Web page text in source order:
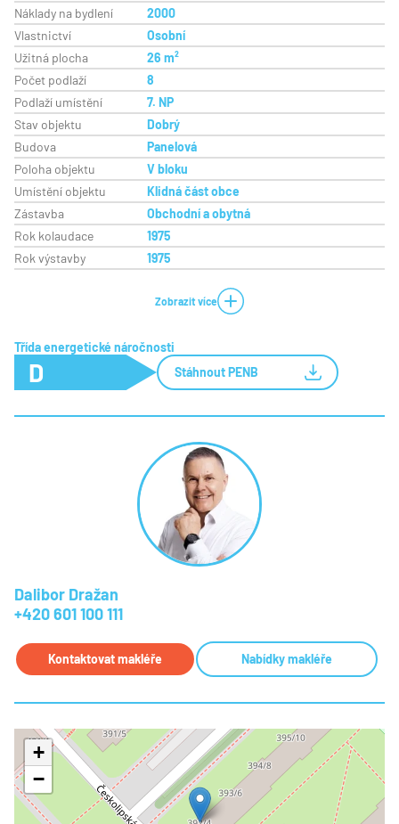
Náklady na bydlení
2000
Vlastnictví
Osobní
Užitná plocha
26 m²
Počet podlaží
8
Podlaží umístění
7. NP
Stav objektu
Dobrý
Budova
Panelová
Poloha objektu
V bloku
Umístění objektu
Klidná část obce
Zástavba
Obchodní a obytná
Rok kolaudace
1975
Rok výstavby
1975
Zobrazit více
Třída energetické náročnosti
D Stáhnout PENB
Dalibor Dražan
+420 601 100 111
Kontaktovat makléře Nabídky makléře
+
−